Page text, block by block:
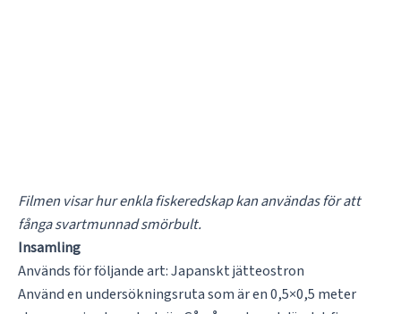
Filmen visar hur enkla fiskeredskap kan användas för att
fånga svartmunnad smörbult.
Insamling
Används för följande art: Japanskt jätteostron
Använd en undersökningsruta som är en 0,5×0,5 meter